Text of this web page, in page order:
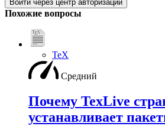
Войти через центр авторизации
Похожие вопросы
TeX
Средний
Почему TexLive
устанавливает